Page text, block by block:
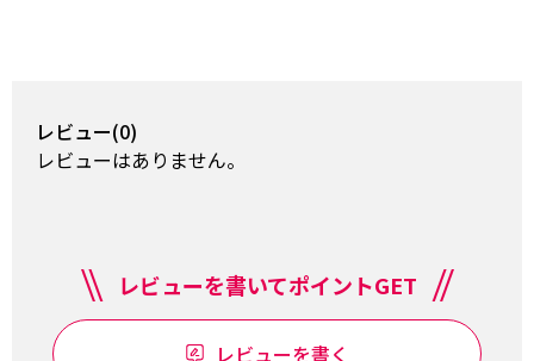
レビュー(0)
レビューはありません。
レビューを書いてポイントGET
レビューを書く